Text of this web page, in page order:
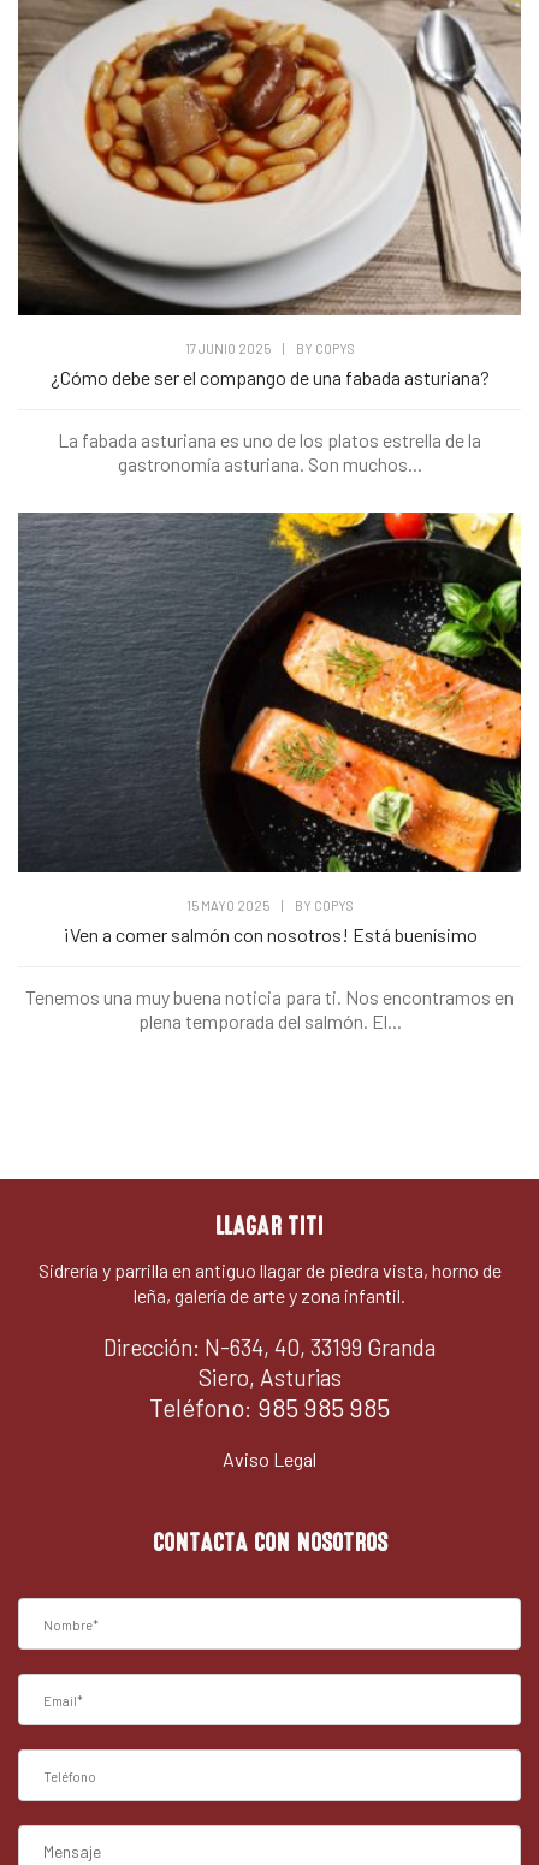
17 JUNIO 2025 BY COPYS
¿Cómo debe ser el compango de una fabada asturiana?
La fabada asturiana es uno de los platos estrella de la
gastronomía asturiana. Son muchos...
15 MAYO 2025 | BY COPYS
¡Ven a comer salmón con nosotros! Está buenísimo
Tenemos una muy buena noticia para ti. Nos encontramos en
plena temporada del salmón. El...
LLAGAR TITI
Sidrería y parrilla en antiguo llagar de piedra vista, horno de
leña, galería de arte y zona infantil.
Dirección: N-634, 40, 33199 Granda
Siero, Asturias
Teléfono: 985 985 985
Aviso Legal
CONTACTA CON NOSOTROS